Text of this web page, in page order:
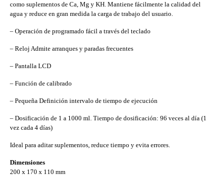
como suplementos de Ca, Mg y KH. Mantiene fácilmente la calidad del
agua y reduce en gran medida la carga de trabajo del usuario.
– Operación de programado fácil a través del teclado
– Reloj Admite arranques y paradas frecuentes
– Pantalla LCD
– Función de calibrado
– Pequeña Definición intervalo de tiempo de ejecución
– Dosificación de 1 a 1000 ml. Tiempo de dosificación: 96 veces al día (1
vez cada 4 días)
Ideal para aditar suplementos, reduce tiempo y evita errores.
Dimensiones
200 x 170 x 110 mm